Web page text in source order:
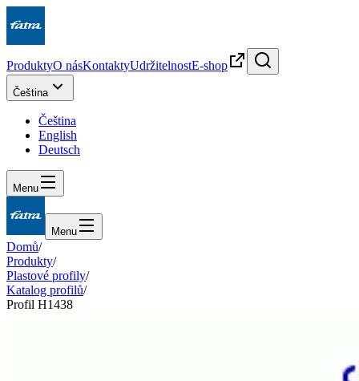
ProduktyO násKontaktyUdržitelnostE-shop
Čeština
Čeština
English
Deutsch
Menu
Menu
Domů/
Produkty/
Plastové profily/
Katalog profilů/
Profil H1438